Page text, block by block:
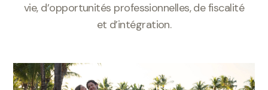
vie, d’opportunités professionnelles, de fiscalité
et d’intégration.